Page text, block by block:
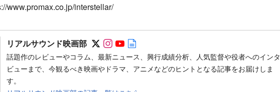
www.promax.co.jp/interstellar/
リアルサウンド映画部 Follow on SNS
Follow on SNS
Follow on SNS
話題作のレビューやコラム、最新ニュース、興行成績分析、人気監督や役者へのインタ
ビューまで、今観るべき映画やドラマ、アニメなどのヒントとなる記事をお届けしま
す。